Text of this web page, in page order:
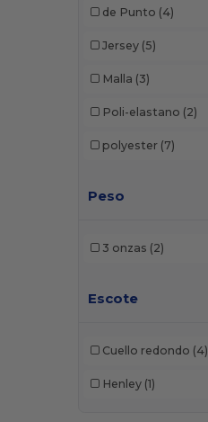
de Punto (4)
Jersey (5)
Malla (3)
Poli-elastano (2)
polyester (7)
Peso
3 onzas (2)
Escote
Cuello redondo (4)
Henley (1)